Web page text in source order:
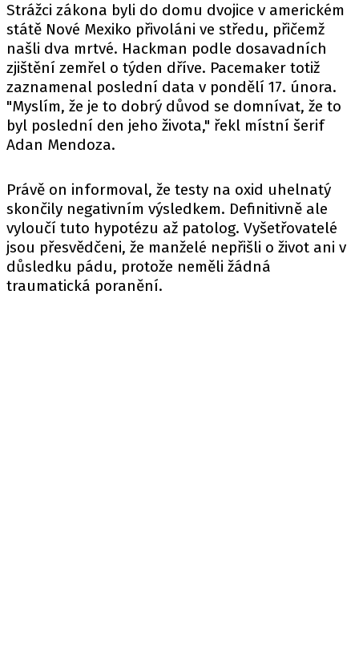
Strážci zákona byli do domu dvojice v americkém
státě Nové Mexiko přivoláni ve středu, přičemž
našli dva mrtvé. Hackman podle dosavadních
zjištění zemřel o týden dříve. Pacemaker totiž
zaznamenal poslední data v pondělí 17. února.
"Myslím, že je to dobrý důvod se domnívat, že to
byl poslední den jeho života," řekl místní šerif
Adan Mendoza.
Právě on informoval, že testy na oxid uhelnatý
skončily negativním výsledkem. Definitivně ale
vyloučí tuto hypotézu až patolog. Vyšetřovatelé
jsou přesvědčeni, že manželé nepřišli o život ani v
důsledku pádu, protože neměli žádná
traumatická poranění.